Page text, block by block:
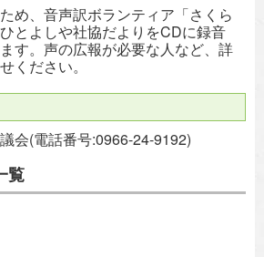
め、音声訳ボランティア「さくら
とよしや社協だよりをCDに録音
す。声の広報が必要な人など、詳
ください。
会(電話番号:0966-24-9192)
覧